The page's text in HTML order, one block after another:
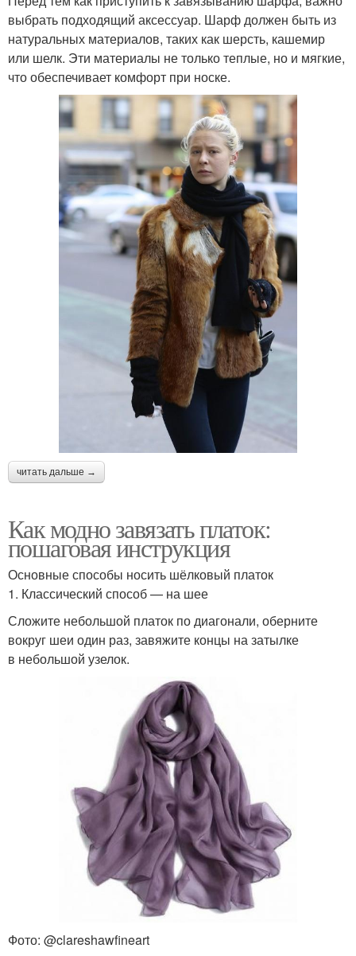
выбрать подходящий аксессуар. Шарф должен быть из
натуральных материалов, таких как шерсть, кашемир
или шелк. Эти материалы не только теплые, но и мягкие,
что обеспечивает комфорт при носке.
читать дальше →
Как модно завязать платок:
пошаговая инструкция
Основные способы носить шёлковый платок
1. Классический способ — на шее
Сложите небольшой платок по диагонали, оберните
вокруг шеи один раз, завяжите концы на затылке
в небольшой узелок.
Фото: @clareshawfineart